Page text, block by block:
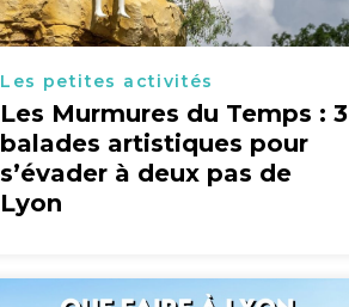
Les petites activités
Les Murmures du Temps : 3
balades artistiques pour
s’évader à deux pas de
Lyon